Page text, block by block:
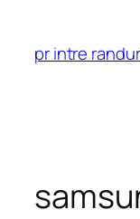
content
pr intre